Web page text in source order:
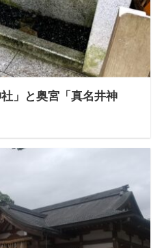
」と奥宮「真名井神